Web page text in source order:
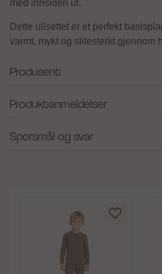
med innsiden ut.
Dette ullsettet er et perfekt
varmt, mykt og slitesterkt gjennom
Produsent
Produktanmeldelser
Spørsmål og svar